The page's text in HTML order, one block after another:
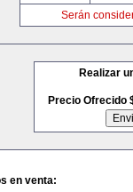
Serán
Realizar
Precio Ofrecido
en venta: